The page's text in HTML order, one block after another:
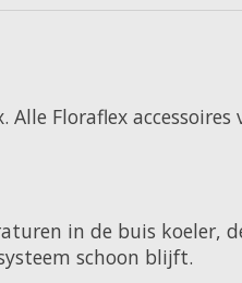
Floraflex
in de buis koeler,
schoon blijft.